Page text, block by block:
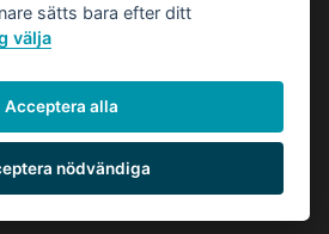
Hantera cookies
och personuppgifterhär
sätts bara efter ditt
välja
Acceptera alla
nödvändiga